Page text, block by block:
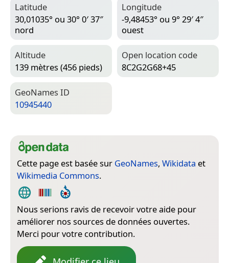
Latitude
30,01035° ou 30° 0′ 37″
nord
Longitude
-9,48453° ou 9° 29′ 4″
ouest
Altitude
139 mètres (456 pieds)
Open location code
8C2G2G68+45
Geo­Names ID
10945440
Cette page est basée sur GeoNames, Wikidata et
Wikimedia Commons.
Nous serions ravis de recevoir votre aide pour
améliorer nos sources de données ouvertes.
Merci pour votre contribution.